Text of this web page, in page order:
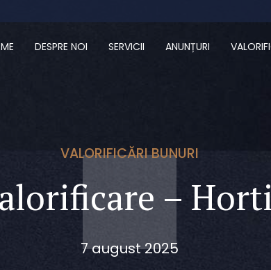
DESPRE NOI SERVICII ANUNȚURI
VALORIFICĂRI BUNURI
–
7 august 2025